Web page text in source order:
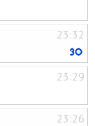
23:32
23:29
23:26